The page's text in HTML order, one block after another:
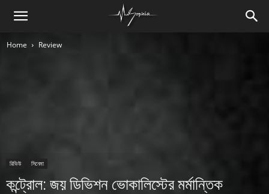
Home Review
রিভিউ সিনেমা
কন্ট্রোল: জয় ডিভিশন ভোকালিস্টের মর্মান্তিক